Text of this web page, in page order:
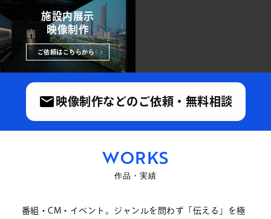
施設内展示
映像制作
ご依頼はこちらから
映像制作などのご依頼・無料相談
WORKS
作品・実績
番組・CM・イベント。ジャンルを問わず「伝える」を極